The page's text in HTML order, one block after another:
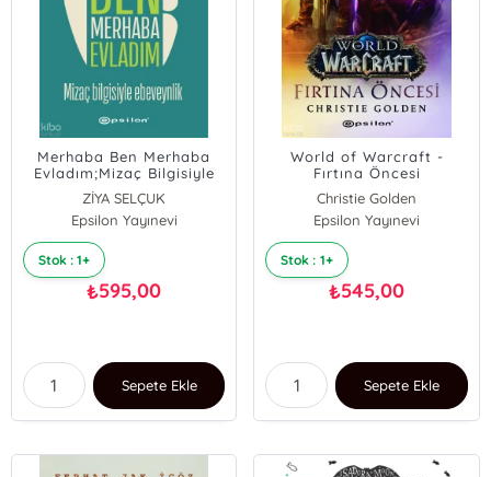
Merhaba Ben Merhaba
Evladım;Mizaç Bilgisiyle
Ebeveynlik
ZİYA SELÇUK
Epsilon Yayınevi
Stok : 1+
₺595,00
Sepete Ekle
World of Warcraft -
Fırtına Öncesi
Christie Golden
Epsilon Yayınevi
Stok : 1+
₺545,00
Sepete Ekle